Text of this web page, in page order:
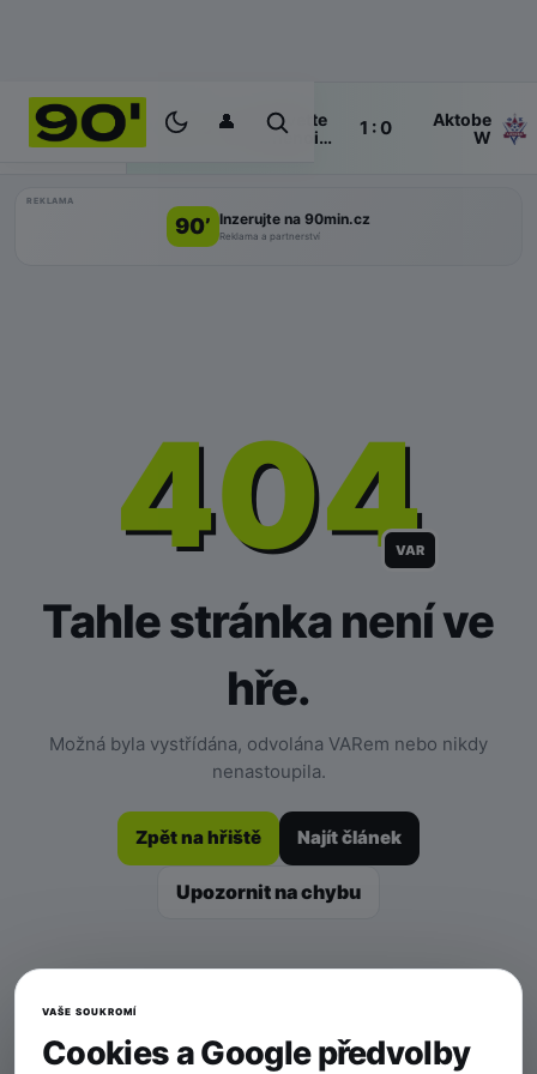
👤
ŽIVĚ Poločas
Servette
Chênois
1 : 0
Aktobe
W
REKLAMA
90’ Inzerujte na 90min.cz
Reklama a partnerství
404
VAR
Tahle stránka není ve
hře.
Možná byla vystřídána, odvolána VARem nebo nikdy
nenastoupila.
Zpět na hřiště Najít článek
Upozornit na chybu
VAŠE SOUKROMÍ
Cookies a Google předvolby